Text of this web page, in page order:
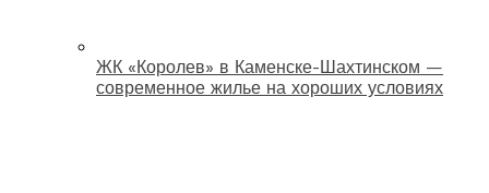
ЖК «Королев» в Каменске-Шахтинском —
современное жилье на хороших условиях